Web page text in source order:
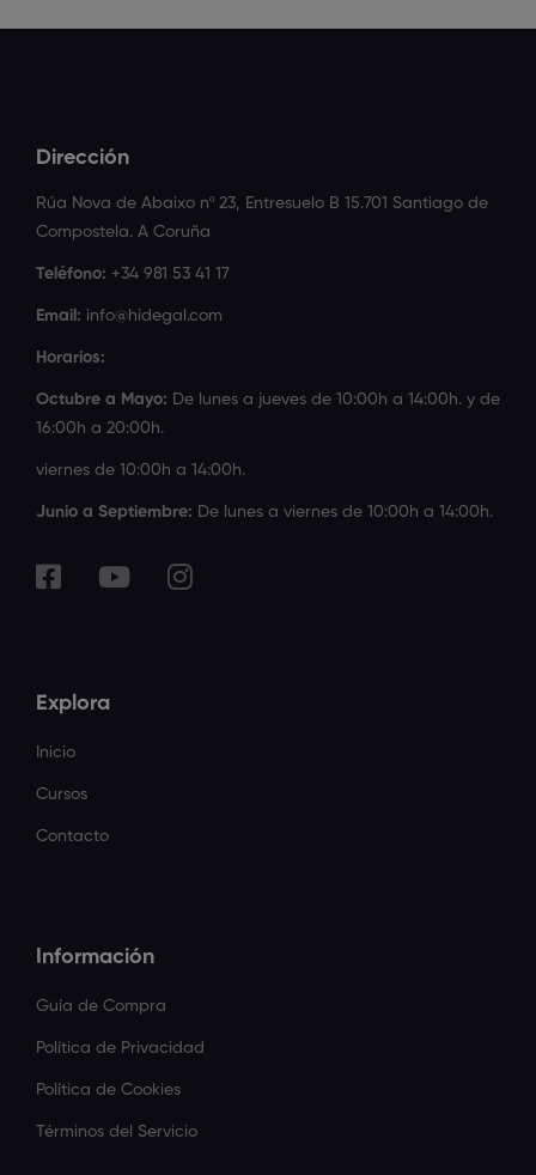
Dirección
Rúa Nova de Abaixo nº 23, Entresuelo B 15.701 Santiago de
Compostela. A Coruña
Teléfono: +34 981 53 41 17
Email: info@hidegal.com
Horarios:
Octubre a Mayo: De lunes a jueves de 10:00h a 14:00h. y de
16:00h a 20:00h.
viernes de 10:00h a 14:00h.
Junio a Septiembre: De lunes a viernes de 10:00h a 14:00h.
Explora
Inicio
Cursos
Contacto
Información
Guía de Compra
Política de Privacidad
Política de Cookies
Términos del Servicio